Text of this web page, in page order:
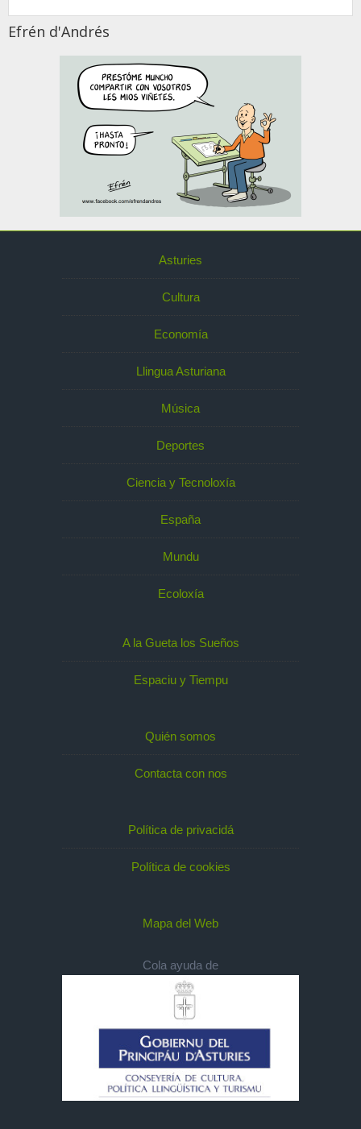
Efrén d'Andrés
Asturies
Cultura
Economía
Llingua Asturiana
Música
Deportes
Ciencia y Tecnoloxía
España
Mundu
Ecoloxía
A la Gueta los Sueños
Espaciu y Tiempu
Quién somos
Contacta con nos
Política de privacidá
Política de cookies
Mapa del Web
Cola ayuda de